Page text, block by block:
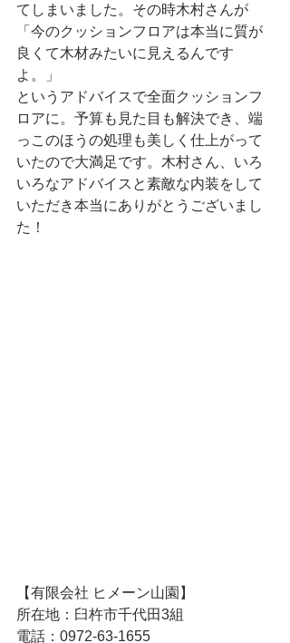
てしまいました。その時木村さんが
「今のクッションフロアは本当に質が
良くて木材みたいに見えるんです
よ。」
というアドバイスで全面クッションフ
ロアに。予算も見た目も解決でき、端
っこのほうの処理も美しく仕上がって
いたので大満足です。木村さん、いろ
いろなアドバイスと素敵な内装をして
いただき本当にありがとうございまし
た！
【有限会社 ヒメーン山園】
所在地：臼杵市千代田3組
電話：0972-63-1655